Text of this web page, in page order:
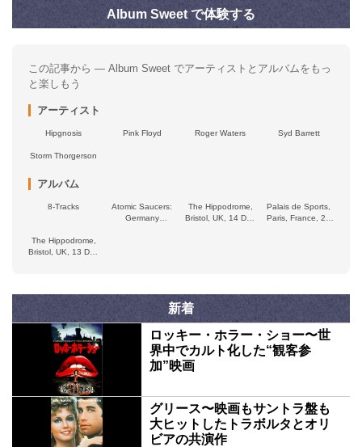
Album Sweet で体験する
この記事から — Album Sweet でアーティストとアルバムをもっ
と楽しもう
アーティスト
Hipgnosis Pink Floyd Roger Waters Syd Barrett
Storm Thorgerson
アルバム
8‐Tracks
Atomic Saucers:
Germany
The Hippodrome,
Bristol, UK, 14 Dec
Palais de Sports,
Paris, France, 24
The Hippodrome,
Bristol, UK, 13 Dec
新着
ロッキー・ホラー・ショー〜世
界中でカルト化した“観客参
加”映画
グリース〜映画もサントラ盤も
大ヒットしたトラボルタとオリ
ビアの共演作